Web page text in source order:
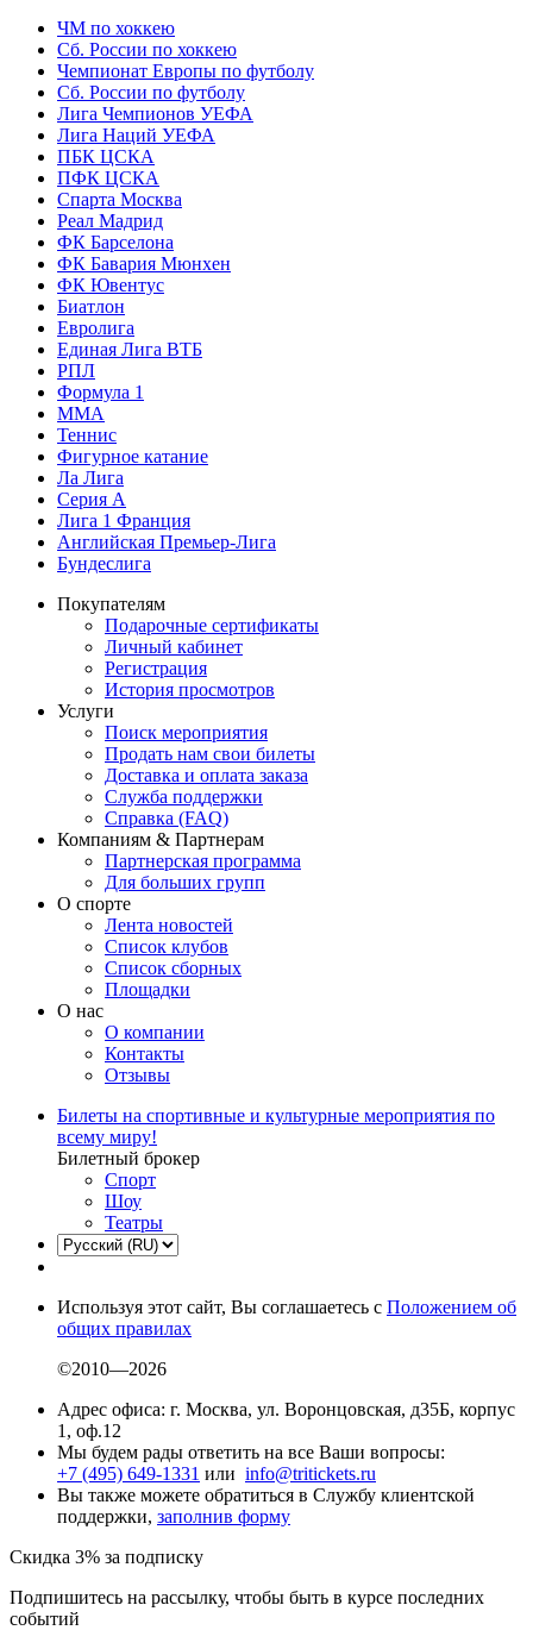
ЧМ по хоккею
Сб. России по хоккею
Чемпионат Европы по футболу
Сб. России по футболу
Лига Чемпионов УЕФА
Лига Наций УЕФА
ПБК ЦСКА
ПФК ЦСКА
Спарта Москва
Реал Мадрид
ФК Барселона
ФК Бавария Мюнхен
ФК Ювентус
Биатлон
Евролига
Единая Лига ВТБ
РПЛ
Формула 1
MMA
Теннис
Фигурное катание
Ла Лига
Серия А
Лига 1 Франция
Английская Премьер-Лига
Бундеслига
Покупателям
Подарочные сертификаты
Личный кабинет
Регистрация
История просмотров
Услуги
Поиск мероприятия
Продать нам свои билеты
Доставка и оплата заказа
Служба поддержки
Справка (FAQ)
Компаниям & Партнерам
Партнерская программа
Для больших групп
О спорте
Лента новостей
Список клубов
Список сборных
Площадки
О нас
О компании
Контакты
Отзывы
Билеты на спортивные и культурные мероприятия по
всему миру!
Билетный брокер
Спорт
Шоу
Театры
Используя этот сайт, Вы соглашаетесь с Положением об
общих правилах
©2010—2026
Адрес офиса: г. Москва, ул. Воронцовская, д35Б, корпус
1, оф.12
Мы будем рады ответить на все Ваши вопросы:
+7 (495) 649-1331 или info@tritickets.ru
Вы также можете обратиться в Службу клиентской
поддержки, заполнив форму
Скидка 3% за подписку
Подпишитесь на рассылку, чтобы быть в курсе последних
событий